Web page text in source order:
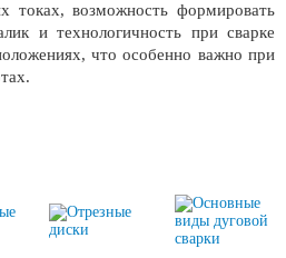
токах, возможность формировать
и технологичность при сварке
что особенно важно при